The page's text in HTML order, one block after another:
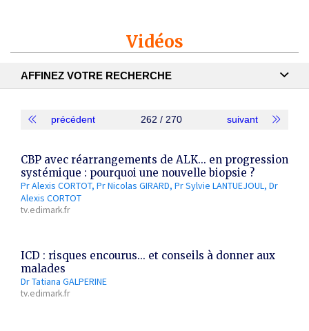
Vidéos
AFFINEZ VOTRE RECHERCHE
Publication
précédent 262 / 270 suivant
CBP avec réarrangements de ALK... en progression
systémique : pourquoi une nouvelle biopsie ?
Pr Alexis CORTOT Pr Nicolas GIRARD Pr Sylvie LANTUEJOUL Dr
Alexis CORTOT
tv.edimark.fr
ICD : risques encourus... et conseils à donner aux
malades
Dr Tatiana GALPERINE
tv.edimark.fr